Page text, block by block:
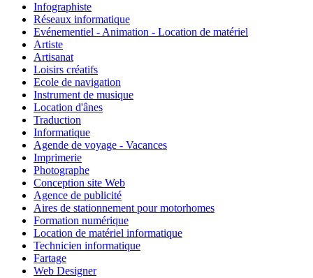
Infographiste
Réseaux informatique
Evénementiel - Animation - Location de matériel
Artiste
Artisanat
Loisirs créatifs
Ecole de navigation
Instrument de musique
Location d'ânes
Traduction
Informatique
Agende de voyage - Vacances
Imprimerie
Photographe
Conception site Web
Agence de publicité
Aires de stationnement pour motorhomes
Formation numérique
Location de matériel informatique
Technicien informatique
Fartage
Web Designer